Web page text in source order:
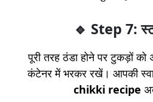
🔹 Step 7:
पूरी तरह ठंडा होने पर टुकड़ों
कंटेनर में भरकर रखें। आपकी
chikki recipe